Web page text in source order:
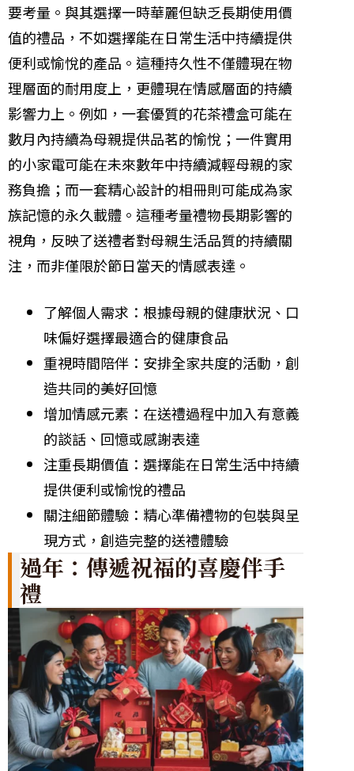
要考量。與其選擇一時華麗但缺乏長期使用價
值的禮品，不如選擇能在日常生活中持續提供
便利或愉悅的產品。這種持久性不僅體現在物
理層面的耐用度上，更體現在情感層面的持續
影響力上。例如，一套優質的花茶禮盒可能在
數月內持續為母親提供品茗的愉悅；一件實用
的小家電可能在未來數年中持續減輕母親的家
務負擔；而一套精心設計的相冊則可能成為家
族記憶的永久載體。這種考量禮物長期影響的
視角，反映了送禮者對母親生活品質的持續關
注，而非僅限於節日當天的情感表達。
了解個人需求：根據母親的健康狀況、口
味偏好選擇最適合的健康食品
重視時間陪伴：安排全家共度的活動，創
造共同的美好回憶
增加情感元素：在送禮過程中加入有意義
的談話、回憶或感謝表達
注重長期價值：選擇能在日常生活中持續
提供便利或愉悅的禮品
關注細節體驗：精心準備禮物的包裝與呈
現方式，創造完整的送禮體驗
過年：傳遞祝福的喜慶伴手
禮